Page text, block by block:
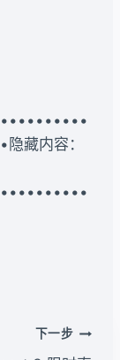
藏内容：
下一步